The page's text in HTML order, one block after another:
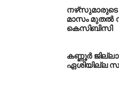
കണ്ണൂര്‍ ജില്ലാ കലക്ടറുടെ
ഏശിയില്ല സമരത്തിന്
CLICK TO